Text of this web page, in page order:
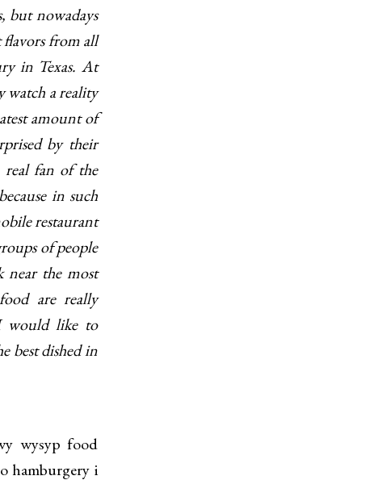
but nowadays
flavors from all
in Texas. At
watch a reality
amount of
by their
real fan of the
in such
restaurant
of people
near the most
are really
would like to
best dished in
wysyp food
hamburgery i